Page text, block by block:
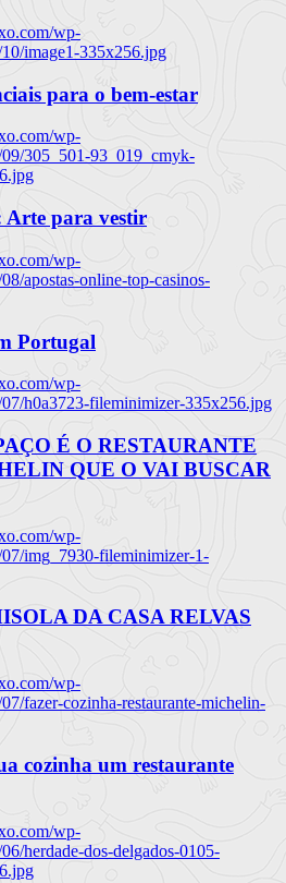
wp-
image1-335x256.jpg
para o bem-estar
wp-
305_501-93_019_cmyk-
Arte para vestir
wp-
apostas-online-top-casinos-
Portugal
wp-
h0a3723-fileminimizer-335x256.jpg
É O RESTAURANTE
QUE O VAI BUSCAR
wp-
img_7930-fileminimizer-1-
DA CASA RELVAS
wp-
fazer-cozinha-restaurante-michelin-
cozinha um restaurante
wp-
herdade-dos-delgados-0105-